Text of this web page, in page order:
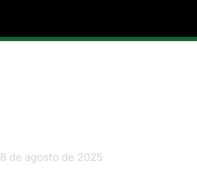
8 de agosto de 2025